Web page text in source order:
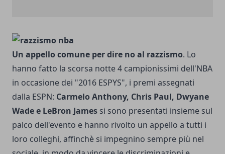
Un appello comune per dire no al razzismo. Lo
hanno fatto la scorsa notte 4 campionissimi dell'NBA
in occasione dei "2016 ESPYS", i premi assegnati
dalla ESPN: Carmelo Anthony, Chris Paul, Dwyane
Wade e LeBron James si sono presentati insieme sul
palco dell'evento e hanno rivolto un appello a tutti i
loro colleghi, affinchè si impegnino sempre più nel